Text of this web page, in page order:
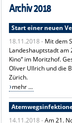
ZENTRALE
PRESSE
ÜBER UNS
INTERNATIONAL
INTRANET
Archiv 2018
Start einer neuen
18.11.2018 - Mit dem
Landeshauptstadt am
Kino“ im Moritzhof.
Oliver Ullrich und die
Zürich.
mehr ...
14.11.2018 -Am 21.